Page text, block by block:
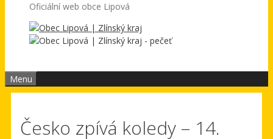
Oficiální web obce Lipová
Menu
Česko zpívá koledy – 14.